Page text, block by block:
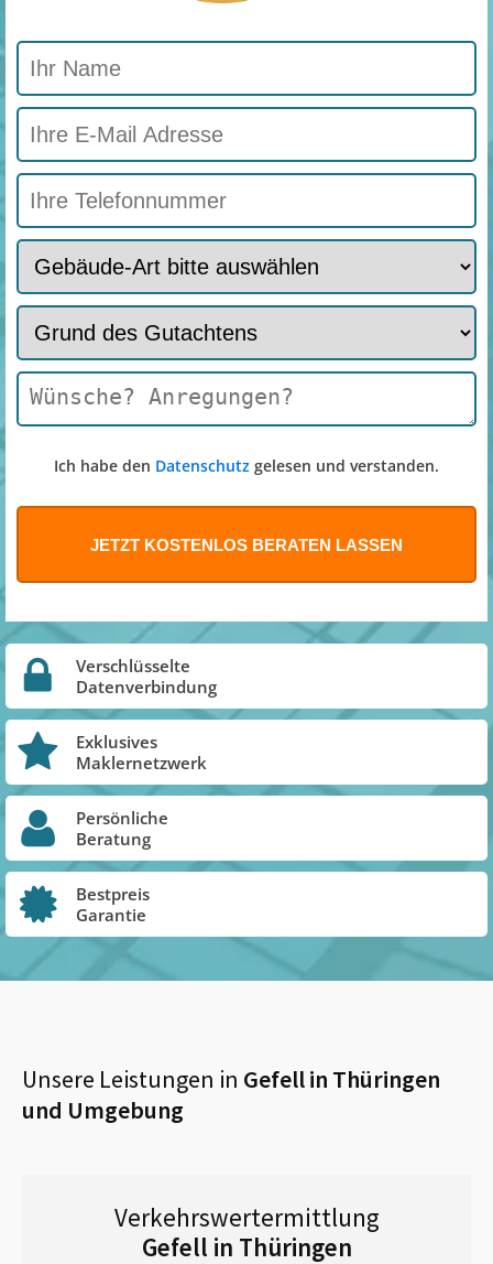
Ich habe den Datenschutz gelesen und verstanden.
Verschlüsselte
Datenverbindung
Exklusives
Maklernetzwerk
Persönliche
Beratung
Bestpreis
Garantie
Unsere Leistungen in Gefell in Thüringen
und Umgebung
Verkehrswertermittlung
Gefell in Thüringen